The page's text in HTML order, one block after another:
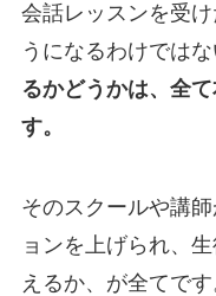
会話レッスンを受
うになるわけではな
るかどうかは、全
す。
そのスクールや講
ョンを上げられ、
えるか、が全てで